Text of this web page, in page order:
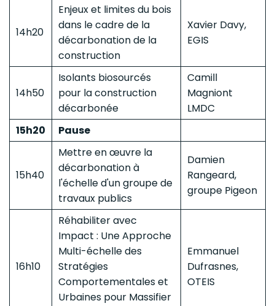
14h20
Enjeux et limites du bois
dans le cadre de la
décarbonation de la
construction
Xavier Davy,
EGIS
14h50
Isolants biosourcés
pour la construction
décarbonée
Camill
Magniont
LMDC
15h20
Pause
15h40
Mettre en œuvre la
décarbonation à
l'échelle d'un groupe de
travaux publics
Damien
Rangeard,
groupe Pigeon
16h10
Réhabiliter avec
Impact : Une Approche
Multi-échelle des
Stratégies
Comportementales et
Urbaines pour Massifier
Emmanuel
Dufrasnes,
OTEIS